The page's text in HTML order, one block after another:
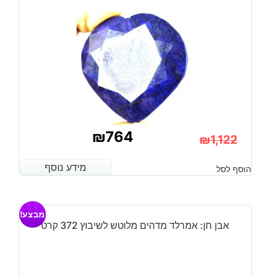
₪1,122
המקורי
היה:
₪1,122.
₪764
הנוכחי
הוא:
₪764.
מידע נוסף הוסף לסל מידע נוסף
אבן חן: אמרלד מדהים מלוטש לשיבוץ 372 קרט
מבצע!